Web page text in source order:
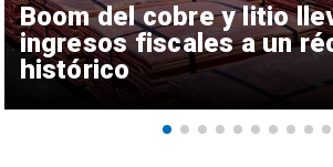
Boom del cobre y litio
ingresos fiscales a un
histórico